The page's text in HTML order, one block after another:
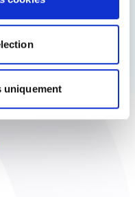
uniquement